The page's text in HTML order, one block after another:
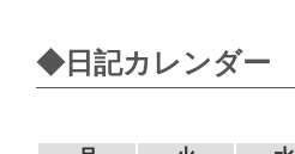
◆日記カレンダー